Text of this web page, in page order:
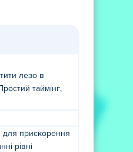
лезо в
таймінг,
для прискорення
рівні